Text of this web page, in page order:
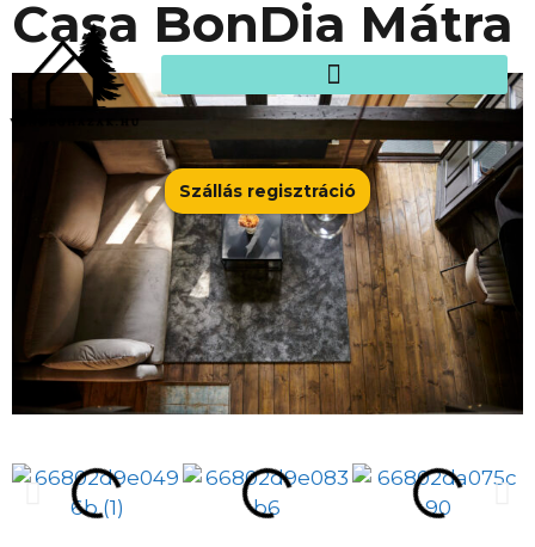
Szállás regisztráció
Casa BonDia Mátra